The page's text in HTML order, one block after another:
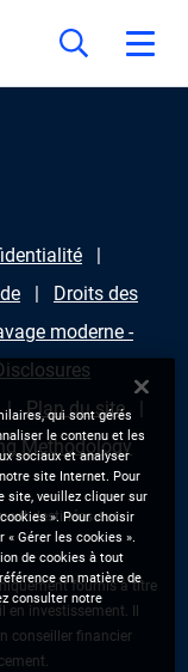
Droits des
moderne -
Plan du site
Methodology
destinées aux
fournis à titre
investissement. Il
conseiller financier
qui sont gérés
le contenu et les
sociaux et analyser
site Internet. Pour
site, veuillez cliquer sur
». Pour choisir
« Gérer les cookies ».
de cookies à tout
en matière de
consulter notre